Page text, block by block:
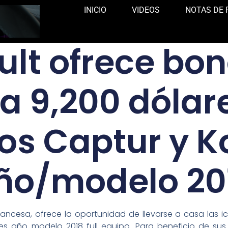
INICIO VIDEOS NOTAS DE
ofrece
9,200
Captur y
modelo
ofrece la oportunidad de llevarse a casa las